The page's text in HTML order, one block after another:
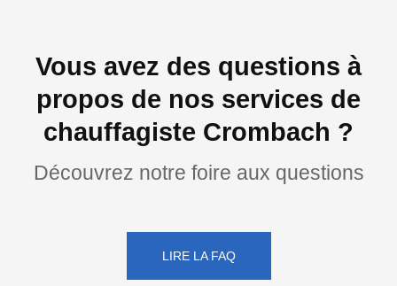
Vous avez des questions à
propos de nos services de
chauffagiste Crombach ?
Découvrez notre foire aux questions
LIRE LA FAQ